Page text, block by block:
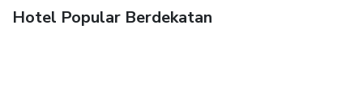
Hotel Popular Berdekatan